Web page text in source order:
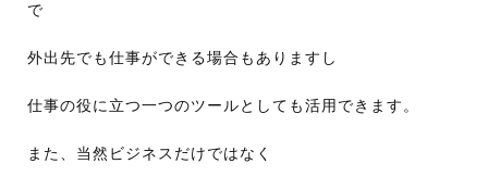
で
外出先でも仕事ができる場合もありますし
仕事の役に立つ一つのツールとしても活用できます。
また、当然ビジネスだけではなく